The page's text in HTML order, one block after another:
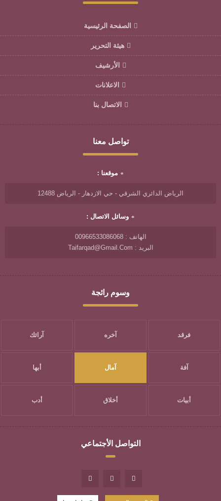
الصفحة الرئيسية
هيئة التحرير
الأرشيف
الاعلانات
الاتصال بنا
تواصل معنا
موقعنا :
الرياض الدائري الشرقي - حي الازدهار - الرياض 12488
وسائل الاتصال :
الهاتف : 00966533086068
البريد : Taifarqad@gmail.com
وسوم رائجة
فرقد آخره آرائك
آفة آمال أبها
أبيات أخلاق أدب
التواصل الأجتماعي